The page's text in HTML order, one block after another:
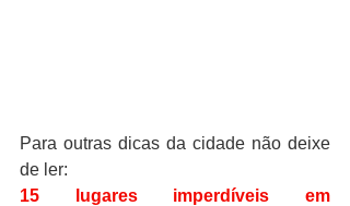
Para outras dicas da cidade não deixe
de ler:
15 lugares imperdíveis em